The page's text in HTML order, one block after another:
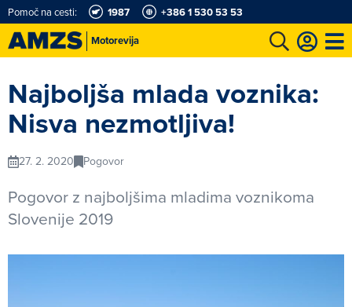
Motorevija
Pomoč na cesti: 1987 +386 1 530 53 53
Najboljša mlada voznika:
Nisva nezmotljiva!
27. 2. 2020 Pogovor
Pogovor z najboljšima mladima voznikoma
Slovenije 2019